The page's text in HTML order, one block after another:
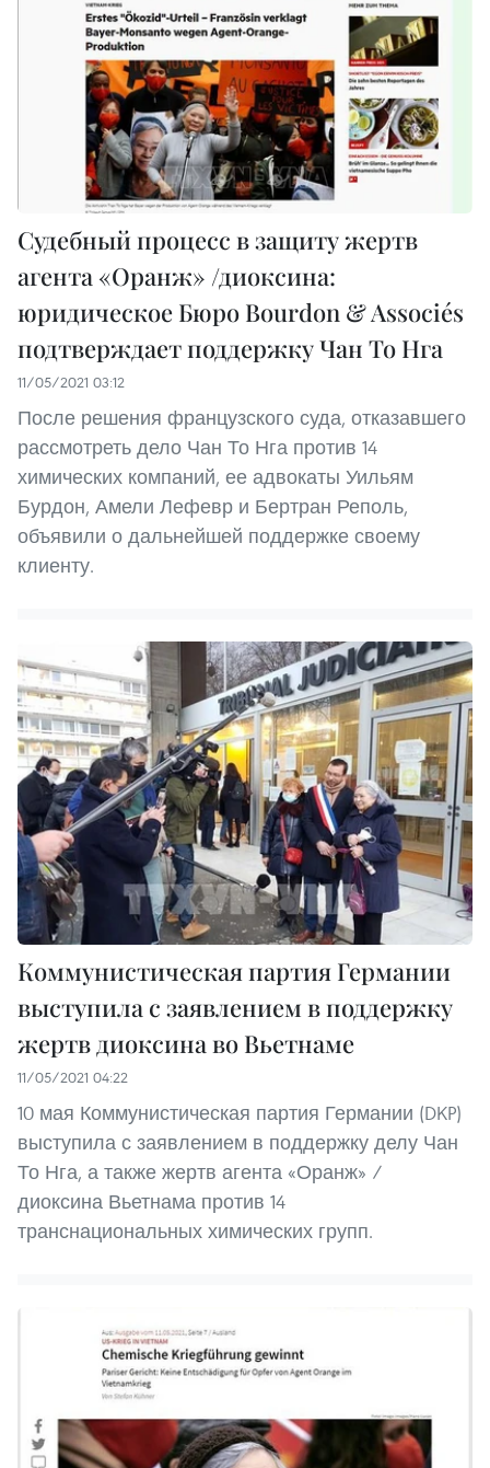
Судебный процесс в защиту жертв
агента «Оранж» /диоксина:
юридическое Бюро Bourdon & Associés
подтверждает поддержку Чан То Нга
11/05/2021 03:12
После решения французского суда, отказавшего
рассмотреть дело Чан То Нга против 14
химических компаний, ее адвокаты Уильям
Бурдон, Амели Лефевр и Бертран Реполь,
объявили о дальнейшей поддержке своему
клиенту.
Коммунистическая партия Германии
выступила с заявлением в поддержку
жертв диоксина во Вьетнаме
11/05/2021 04:22
10 мая Коммунистическая партия Германии (DKP)
выступила с заявлением в поддержку делу Чан
То Нга, а также жертв агента «Оранж» /
диоксина Вьетнама против 14
транснациональных химических групп.